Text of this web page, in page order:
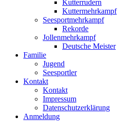
Kutterrudern
Kuttermehrkampf
Seesportmehrkampf
Rekorde
Jollenmehrkampf
Deutsche Meister
Familie
Jugend
Seesportler
Kontakt
Kontakt
Impressum
Datenschutzerklärung
Anmeldung